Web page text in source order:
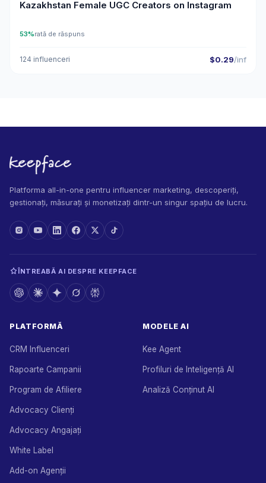
Kazakhstan Female UGC Creators on Instagram
53%rată de răspuns
124 influenceri $0.29/inf
Platforma all-in-one pentru influencer marketing, descoperiți,
gestionați, măsurați și monetizați dintr-un singur spațiu de lucru.
ÎNTREABĂ AI DESPRE KEEPFACE
PLATFORMĂ
CRM Influenceri
Rapoarte Campanii
Program de Afiliere
Advocacy Clienți
Advocacy Angajați
White Label
Add-on Agenții
MODELE AI
Kee Agent
Profiluri de Inteligență AI
Analiză Conținut AI